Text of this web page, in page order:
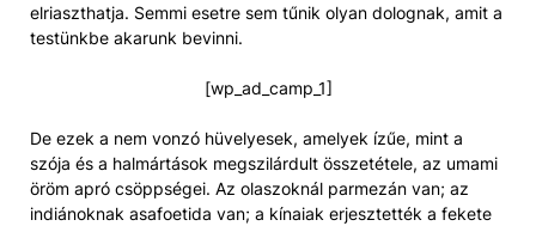
elriaszthatja. Semmi esetre sem tűnik olyan dolognak, amit a
testünkbe akarunk bevinni.
[wp_ad_camp_1]
De ezek a nem vonzó hüvelyesek, amelyek ízűe, mint a
szója és a halmártások megszilárdult összetétele, az umami
öröm apró csöppségei. Az olaszoknál parmezán van; az
indiánoknak asafoetida van; a kínaiak erjesztették a fekete